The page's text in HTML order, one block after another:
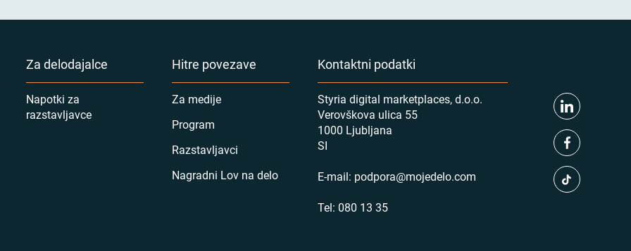
Za delodajalce
Napotki za
razstavljavce
Hitre povezave
Za medije
Program
Razstavljavci
Nagradni Lov na delo
Kontaktni podatki
Styria digital marketplaces, d.o.o.
Verovškova ulica 55
1000 Ljubljana
SI
E-mail: podpora@mojedelo.com
Tel: 080 13 35